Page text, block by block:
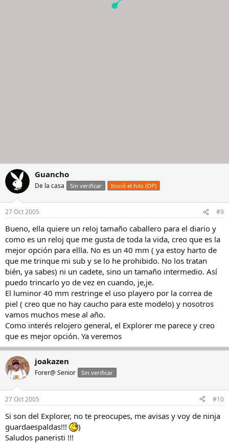
Guancho
De la casa Sin verificar Inició el hilo (OP)
27 Oct 2005 #9
Bueno, ella quiere un reloj tamaño caballero para el diario y
como es un reloj que me gusta de toda la vida, creo que es la
mejor opción para ellla. No es un 40 mm ( ya estoy harto de
que me trinque mi sub y se lo he prohibido. No los tratan
bién, ya sabes) ni un cadete, sino un tamaño intermedio. Así
puedo trincarlo yo de vez en cuando, je,je.
El luminor 40 mm restringe el uso playero por la correa de
piel ( creo que no hay caucho para este modelo) y nosotros
vamos muchos mese al año.
Como interés relojero general, el Explorer me parece y creo
que es mejor opción. Ya veremos
joakazen
Forer@ Senior Sin verificar
27 Oct 2005 #10
Si son del Explorer, no te preocupes, me avisas y voy de ninja
guardaespaldas!!!
)
Saludos paneristi !!!